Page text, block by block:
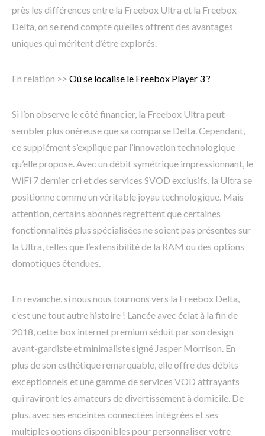
près les différences entre la Freebox Ultra et la Freebox
Delta, on se rend compte qu’elles offrent des avantages
uniques qui méritent d’être explorés.
En relation >> Où se localise le Freebox Player 3 ?
Si l’on observe le côté financier, la Freebox Ultra peut
sembler plus onéreuse que sa comparse Delta. Cependant,
ce supplément s’explique par l’innovation technologique
qu’elle propose. Avec un débit symétrique impressionnant, le
WiFi 7 dernier cri et des services SVOD exclusifs, la Ultra se
positionne comme un véritable joyau technologique. Mais
attention, certains abonnés regrettent que certaines
fonctionnalités plus spécialisées ne soient pas présentes sur
la Ultra, telles que l’extensibilité de la RAM ou des options
domotiques étendues.
En revanche, si nous nous tournons vers la Freebox Delta,
c’est une tout autre histoire ! Lancée avec éclat à la fin de
2018, cette box internet premium séduit par son design
avant-gardiste et minimaliste signé Jasper Morrison. En
plus de son esthétique remarquable, elle offre des débits
exceptionnels et une gamme de services VOD attrayants
qui raviront les amateurs de divertissement à domicile. De
plus, avec ses enceintes connectées intégrées et ses
multiples options disponibles pour personnaliser votre